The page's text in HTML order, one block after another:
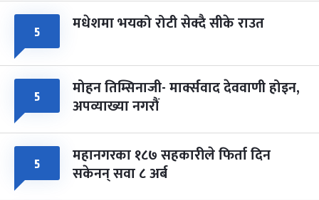
५ मधेशमा भयको रोटी सेक्दै सीके राउत
५ मोहन तिम्सिनाजी- मार्क्सवाद देववाणी होइन,
अपव्याख्या नगरौं
५ महानगरका १८७ सहकारीले फिर्ता दिन
सकेनन् सवा ८ अर्ब